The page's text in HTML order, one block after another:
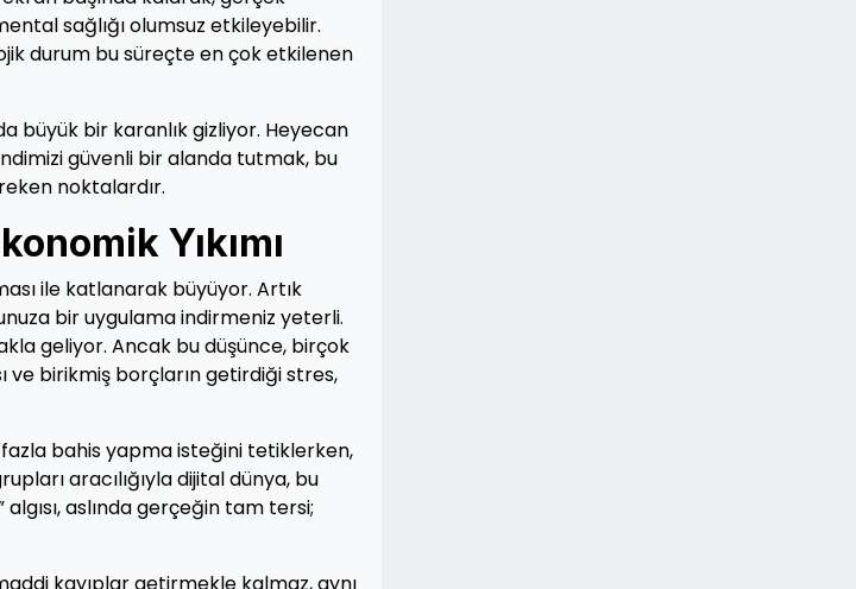
sağlığı olumsuz etkileyebilir.
durum bu süreçte en çok etkilenen
büyük bir karanlık gizliyor. Heyecan
güvenli bir alanda tutmak, bu
noktalardır.
Yıkımı
ile katlanarak büyüyor. Artık
bir uygulama indirmeniz yeterli.
geliyor. Ancak bu düşünce, birçok
ve birikmiş borçların getirdiği stres,
fazla bahis yapma isteğini tetiklerken,
aracılığıyla dijital dünya, bu
aslında gerçeğin tam tersi;